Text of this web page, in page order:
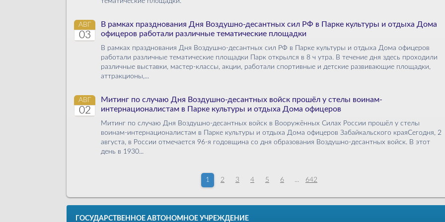
АВГ
03
В рамках празднования Дня Воздушно-десантных сил РФ в Парке культуры и отдыха Дома
офицеров работали различные тематические площадки
В рамках празднования Дня Воздушно-десантных сил РФ в Парке культуры и отдыха Дома офицеров
работали различные тематические площадки Парк открылся в 8 ч утра. В течение дня здесь проходили
различные выставки, мастер-классы, акции, работали спортивные и детские развивающие площадки,
аттракционы,...
АВГ
02
Митинг по случаю Дня Воздушно-десантных войск прошёл у стелы воинам-
интернационалистам в Парке культуры и отдыха Дома офицеров
Митинг по случаю Дня Воздушно-десантных войск в Вооружённых Силах России прошёл у стелы
воинам-интернационалистам в Парке культуры и отдыха Дома офицеров Забайкальского краяСегодня, 2
августа, в России отмечается 96-я годовщина со дня образования Воздушно-десантных войск. В этот
день в 1930...
1 2 3 4 5 6 ... 642
ГОСУДАРСТВЕННОЕ АВТОНОМНОЕ УЧРЕЖДЕНИЕ